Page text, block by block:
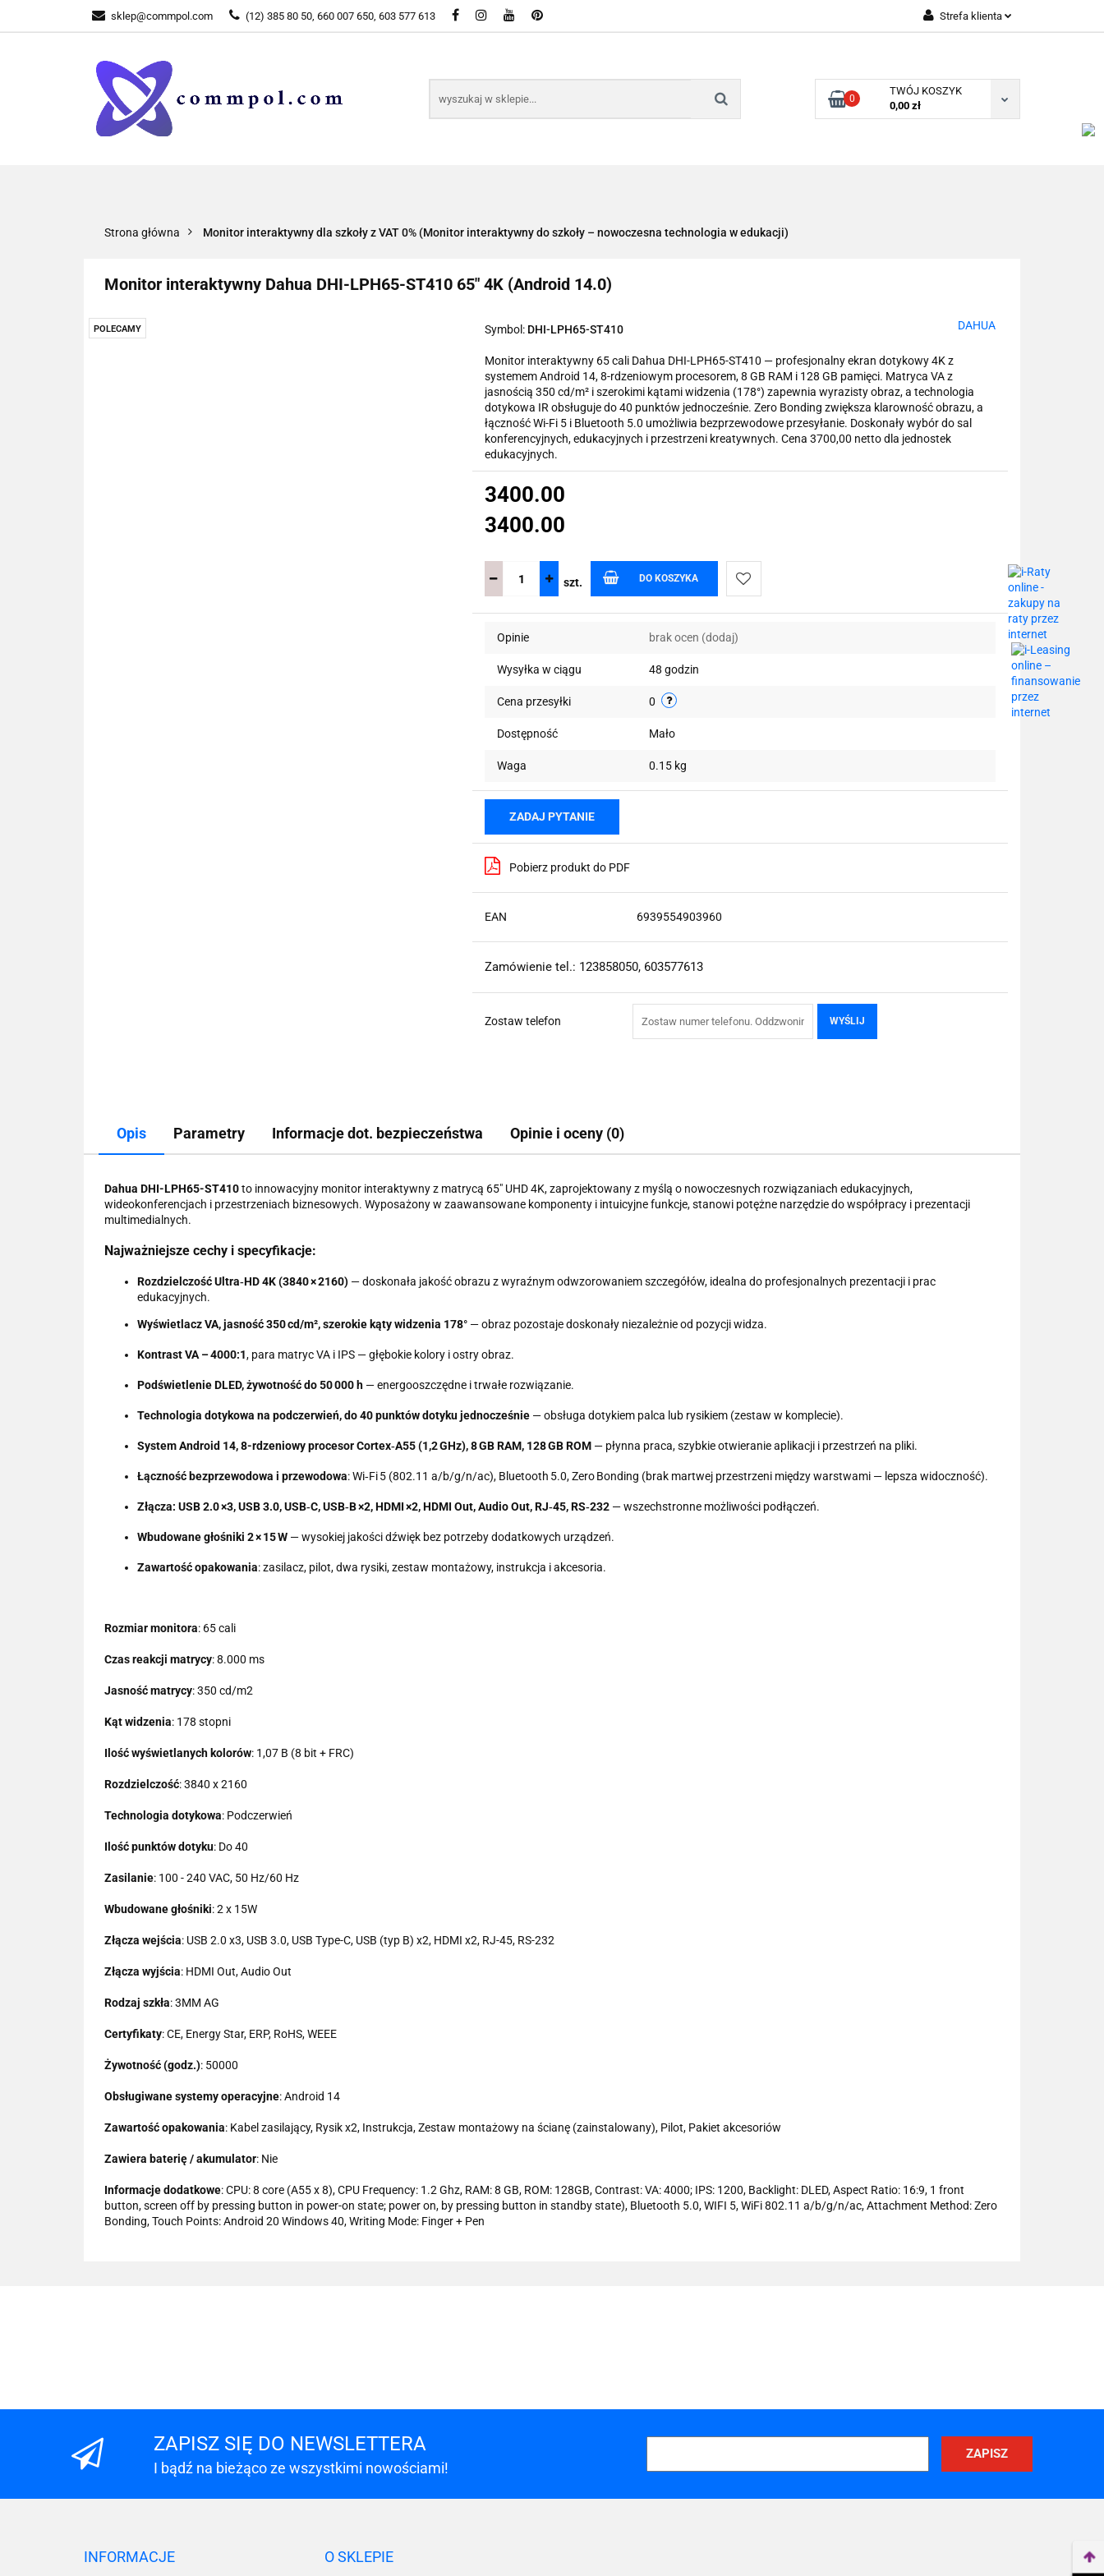
sklep@commpol.com (12) 385 80 50, 660 007 650, 603 577 613 Strefa klienta
Zarejestruj się
Dodaj zgłoszenie
0
TWÓJ KOSZYK
0,00 zł
WSZYSTKIE KATEGORIE DOSTĘPNE W SKLEPIE
Strona główna Monitor interaktywny dla szkoły z VAT 0% (Monitor interaktywny do szkoły – nowoczesna technologia w edukacji)
Monitor interaktywny Dahua DHI-LPH65-ST410 65" 4K (Android 14.0)
POLECAMY Symbol: DHI-LPH65-ST410 DAHUA
Monitor interaktywny 65 cali Dahua DHI-LPH65-ST410 — profesjonalny ekran dotykowy 4K z
systemem Android 14, 8-rdzeniowym procesorem, 8 GB RAM i 128 GB pamięci. Matryca VA z
jasnością 350 cd/m² i szerokimi kątami widzenia (178°) zapewnia wyrazisty obraz, a technologia
dotykowa IR obsługuje do 40 punktów jednocześnie. Zero Bonding zwiększa klarowność obrazu, a
łączność Wi-Fi 5 i Bluetooth 5.0 umożliwia bezprzewodowe przesyłanie. Doskonały wybór do sal
konferencyjnych, edukacyjnych i przestrzeni kreatywnych. Cena 3700,00 netto dla jednostek
edukacyjnych.
3400.00
3400.00
szt. DO KOSZYKA
Do
Opinie brak ocen (dodaj)
Wysyłka w ciągu 48 godzin
Cena przesyłki 0
Dostępność Mało
Waga 0.15 kg
ZADAJ PYTANIE
Pobierz produkt do PDF
EAN 6939554903960
Zamówienie tel.: 123858050, 603577613
Zostaw telefon WYŚLIJ
Opis Parametry Informacje dot. bezpieczeństwa Opinie i oceny (0)
Dahua DHI-LPH65-ST410to innowacyjny monitor interaktywny z matrycą 65″ UHD 4K, zaprojektowany z myślą o nowoczesnych rozwiązaniach edukacyjnych,
wideokonferencjach i przestrzeniach biznesowych. Wyposażony w zaawansowane komponenty i intuicyjne funkcje, stanowi potężne narzędzie do współpracy i prezentacji
multimedialnych.
Najważniejsze cechy i specyfikacje:
Rozdzielczość Ultra‑HD 4K (3840 × 2160) — doskonała jakość obrazu z wyraźnym odwzorowaniem szczegółów, idealna do profesjonalnych prezentacji i prac
edukacyjnych.
Wyświetlacz VA, jasność 350 cd/m², szerokie kąty widzenia 178° — obraz pozostaje doskonały niezależnie od pozycji widza.
Kontrast VA – 4000:1, para matryc VA i IPS — głębokie kolory i ostry obraz.
Podświetlenie DLED, żywotność do 50 000 h — energooszczędne i trwałe rozwiązanie.
Technologia dotykowa na podczerwień, do 40 punktów dotyku jednocześnie — obsługa dotykiem palca lub rysikiem (zestaw w komplecie).
System Android 14, 8-rdzeniowy procesor Cortex‑A55 (1,2 GHz), 8 GB RAM, 128 GB ROM — płynna praca, szybkie otwieranie aplikacji i przestrzeń na pliki.
Łączność bezprzewodowa i przewodowa: Wi‑Fi 5 (802.11 a/b/g/n/ac), Bluetooth 5.0, Zero Bonding (brak martwej przestrzeni między warstwami — lepsza widoczność).
Złącza: USB 2.0 ×3, USB 3.0, USB‑C, USB‑B ×2, HDMI ×2, HDMI Out, Audio Out, RJ‑45, RS‑232 — wszechstronne możliwości podłączeń.
Wbudowane głośniki 2 × 15 W — wysokiej jakości dźwięk bez potrzeby dodatkowych urządzeń.
Zawartość opakowania: zasilacz, pilot, dwa rysiki, zestaw montażowy, instrukcja i akcesoria.
Rozmiar monitora: 65 cali
Czas reakcji matrycy: 8.000 ms
Jasność matrycy: 350 cd/m2
Kąt widzenia: 178 stopni
Ilość wyświetlanych kolorów: 1,07 B (8 bit + FRC)
Rozdzielczość: 3840 x 2160
Technologia dotykowa: Podczerwień
Ilość punktów dotyku: Do 40
Zasilanie: 100 - 240 VAC, 50 Hz/60 Hz
Wbudowane głośniki: 2 x 15W
Złącza wejścia: USB 2.0 x3, USB 3.0, USB Type-C, USB (typ B) x2, HDMI x2, RJ-45, RS-232
Złącza wyjścia: HDMI Out, Audio Out
Rodzaj szkła: 3MM AG
Certyfikaty: CE, Energy Star, ERP, RoHS, WEEE
Żywotność (godz.): 50000
Obsługiwane systemy operacyjne: Android 14
Zawartość opakowania: Kabel zasilający, Rysik x2, Instrukcja, Zestaw montażowy na ścianę (zainstalowany), Pilot, Pakiet akcesoriów
Zawiera baterię / akumulator: Nie
Informacje dodatkowe: CPU: 8 core (A55 x 8), CPU Frequency: 1.2 Ghz, RAM: 8 GB, ROM: 128GB, Contrast: VA: 4000; IPS: 1200, Backlight: DLED, Aspect Ratio: 16:9, 1 front
button, screen off by pressing button in power-on state; power on, by pressing button in standby state), Bluetooth 5.0, WIFI 5, WiFi 802.11 a/b/g/n/ac, Attachment Method: Zero
Bonding, Touch Points: Android 20 Windows 40, Writing Mode: Finger + Pen
ZAPISZ SIĘ DO NEWSLETTERA
I bądź na bieżąco ze wszystkimi nowościami!
INFORMACJE O SKLEPIE